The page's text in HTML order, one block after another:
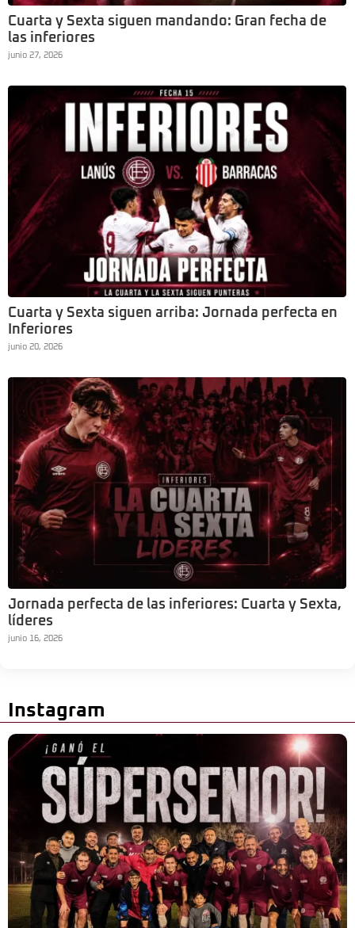
Cuarta y Sexta siguen mandando: Gran fecha de
las inferiores
junio 27, 2026
Cuarta y Sexta siguen arriba: Jornada perfecta en
Inferiores
junio 20, 2026
Jornada perfecta de las inferiores: Cuarta y Sexta,
líderes
junio 16, 2026
Instagram